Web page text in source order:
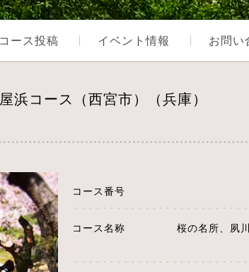
コース投稿 イベント情報 お問い
コース（西宮市）（兵庫）
コース番号
コース名称
桜の名所、夙